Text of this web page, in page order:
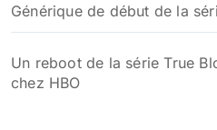
Générique de début de la
Un reboot de la série True
chez HBO